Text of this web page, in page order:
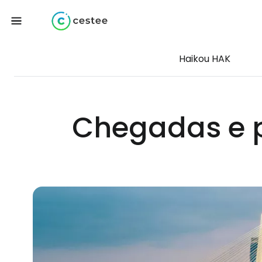
Haikou HAK
Chegadas e